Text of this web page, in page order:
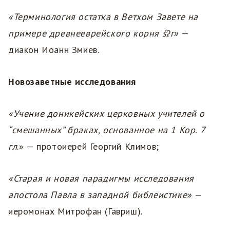
«Терминология остатка в Ветхом Завете на
примере древнееврейского корня šʔr» —
диакон Иоанн Змиев.
Новозаветные исследования
«Учение доникейских церковных учителей о
“смешанных” браках, основанное на 1 Кор. 7
гл.» — протоиерей Георгий Климов;
«Старая и новая парадигмы исследования
апостола Павла в западной библеистике» —
иеромонах Митрофан (Гавриш).